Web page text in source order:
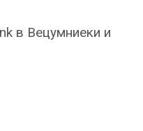
в Вецумниеки и